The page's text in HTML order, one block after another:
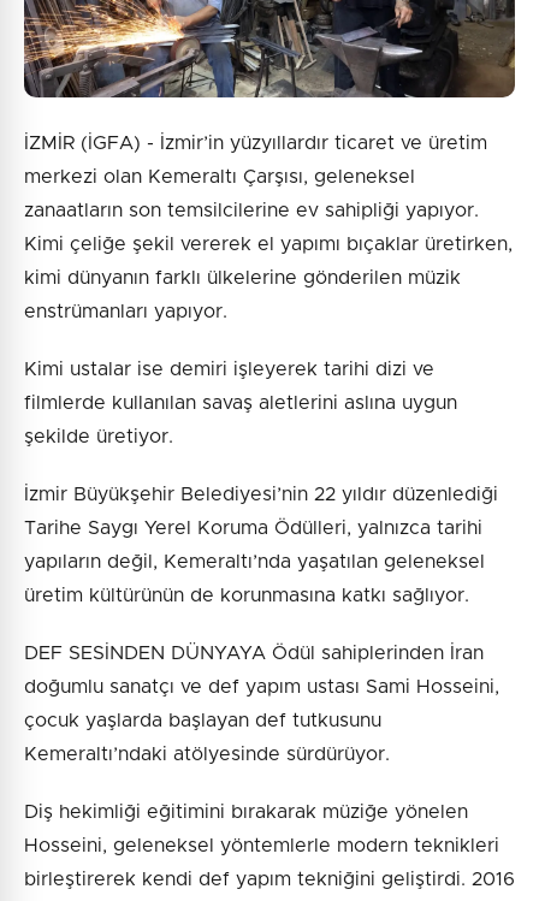
İZMİR (İGFA) - İzmir’in yüzyıllardır ticaret ve üretim
merkezi olan Kemeraltı Çarşısı, geleneksel
zanaatların son temsilcilerine ev sahipliği yapıyor.
Kimi çeliğe şekil vererek el yapımı bıçaklar üretirken,
kimi dünyanın farklı ülkelerine gönderilen müzik
enstrümanları yapıyor.
Kimi ustalar ise demiri işleyerek tarihi dizi ve
filmlerde kullanılan savaş aletlerini aslına uygun
şekilde üretiyor.
İzmir Büyükşehir Belediyesi’nin 22 yıldır düzenlediği
Tarihe Saygı Yerel Koruma Ödülleri, yalnızca tarihi
yapıların değil, Kemeraltı’nda yaşatılan geleneksel
üretim kültürünün de korunmasına katkı sağlıyor.
DEF SESİNDEN DÜNYAYA Ödül sahiplerinden İran
doğumlu sanatçı ve def yapım ustası Sami Hosseini,
çocuk yaşlarda başlayan def tutkusunu
Kemeraltı’ndaki atölyesinde sürdürüyor.
Diş hekimliği eğitimini bırakarak müziğe yönelen
Hosseini, geleneksel yöntemlerle modern teknikleri
birleştirerek kendi def yapım tekniğini geliştirdi. 2016